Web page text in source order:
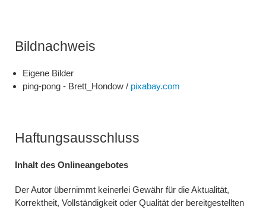
Bildnachweis
Eigene Bilder
ping-pong - Brett_Hondow / pixabay.com
Haftungsausschluss
Inhalt des Onlineangebotes
Der Autor übernimmt keinerlei Gewähr für die Aktualität,
Korrektheit, Vollständigkeit oder Qualität der bereitgestellten